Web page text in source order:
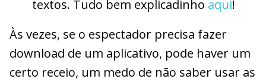
textos. Tudo bem explicadinho aqui!
Às vezes, se o espectador precisa fazer
download de um aplicativo, pode haver um
certo receio, um medo de não saber usar as